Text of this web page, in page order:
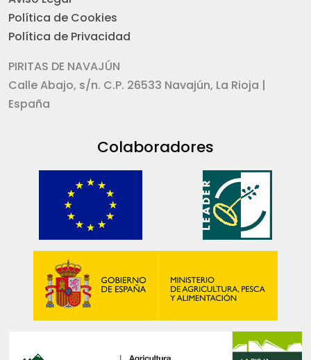
Política de Cookies
Política de Privacidad
PIRITAS DE NAVAJÚN
Calle Abajo, s/n. C.P. 26533 Navajún, La Rioja |
España
Colaboradores